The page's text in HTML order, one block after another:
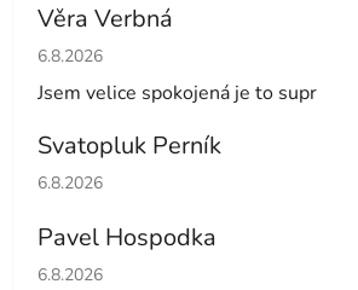
Věra Verbná
Hodnocení obchodu je 5 z 5 hvězdiček.
6.8.2026
Jsem velice spokojená je to supr
Svatopluk Perník
Hodnocení obchodu je 5 z 5 hvězdiček.
6.8.2026
Pavel Hospodka
Hodnocení obchodu je 5 z 5 hvězdiček.
6.8.2026